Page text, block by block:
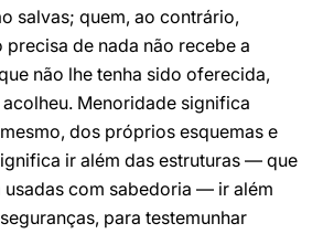
salvas; quem, ao contrário,
de nada não recebe a
não lhe tenha sido oferecida,
Menoridade significa
dos próprios esquemas e
ir além das estruturas — que
usadas com sabedoria — ir além
para testemunhar